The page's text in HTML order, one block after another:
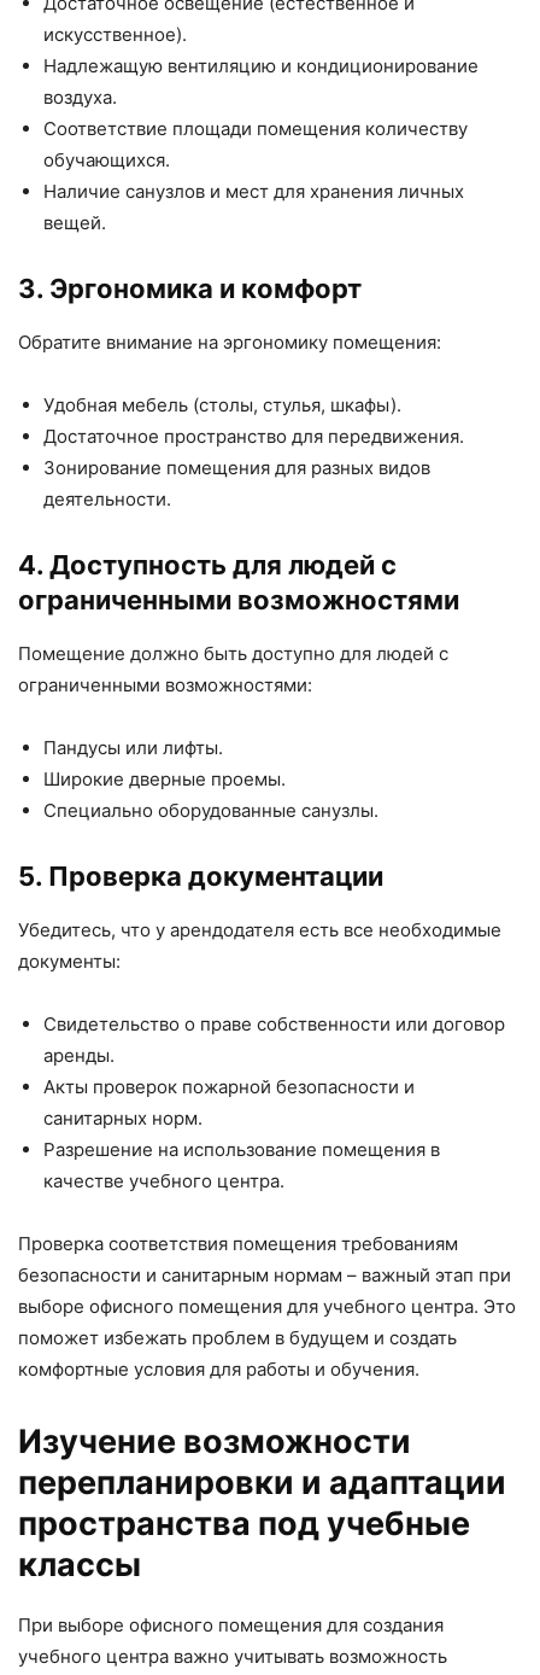
искусственное).
Надлежащую вентиляцию и кондиционирование
воздуха.
Соответствие площади помещения количеству
обучающихся.
Наличие санузлов и мест для хранения личных
вещей.
3. Эргономика и комфорт
Обратите внимание на эргономику помещения:
Удобная мебель (столы, стулья, шкафы).
Достаточное пространство для передвижения.
Зонирование помещения для разных видов
деятельности.
4. Доступность для людей с
ограниченными возможностями
Помещение должно быть доступно для людей с
ограниченными возможностями:
Пандусы или лифты.
Широкие дверные проемы.
Специально оборудованные санузлы.
5. Проверка документации
Убедитесь, что у арендодателя есть все необходимые
документы:
Свидетельство о праве собственности или договор
аренды.
Акты проверок пожарной безопасности и
санитарных норм.
Разрешение на использование помещения в
качестве учебного центра.
Проверка соответствия помещения требованиям
безопасности и санитарным нормам – важный этап при
выборе офисного помещения для учебного центра. Это
поможет избежать проблем в будущем и создать
комфортные условия для работы и обучения.
Изучение возможности
перепланировки и адаптации
пространства под учебные
классы
При выборе офисного помещения для создания
учебного центра важно учитывать возможность